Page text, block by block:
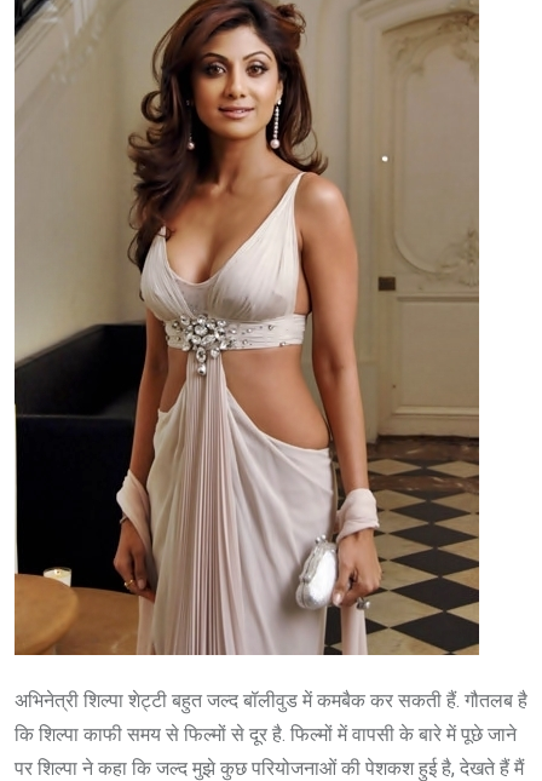
अभिनेत्री शिल्पा शेट्टी बहुत जल्द बॉलीवुड में कमबैक कर सकती हैं. गौतलब है
कि शिल्पा काफी समय से फिल्मों से दूर है. फिल्मों में वापसी के बारे में पूछे जाने
पर शिल्पा ने कहा कि जल्द मुझे कुछ परियोजनाओं की पेशकश हुई है, देखते हैं मैं